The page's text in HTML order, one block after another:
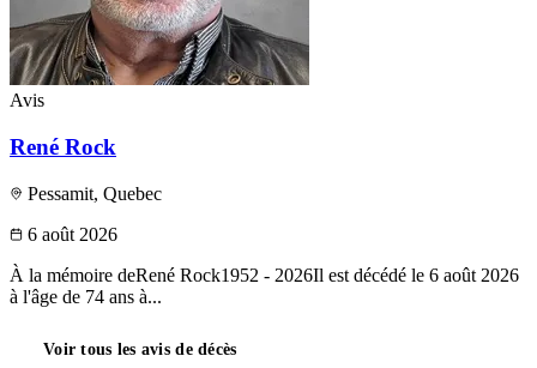
Avis
René Rock
Pessamit, Quebec
6 août 2026
À la mémoire deRené Rock1952 - 2026Il est décédé le 6 août 2026
à l'âge de 74 ans à...
Voir tous les avis de décès